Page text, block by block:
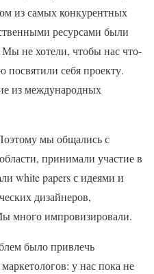
из самых конкурентных
ресурсами были
не хотели, чтобы нас что-
посвятили себя проекту.
из международных
мы общались с
принимали участие в
white papers с идеями и
дизайнеров,
много импровизировали.
было привлечь
у нас пока не